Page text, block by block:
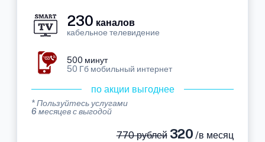
230 каналов
кабельное телевидение
500 минут
50 Гб мобильный интернет
по акции выгоднее
* Пользуйтесь услугами
6 месяцев с выгодой
770 рублей320 /в месяц